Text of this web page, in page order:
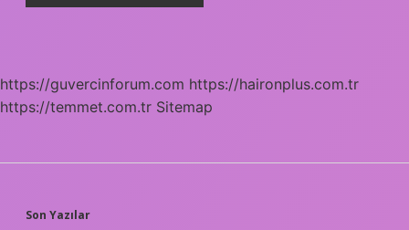
https://guvercinforum.com https://haironplus.com.tr
https://temmet.com.tr Sitemap
Son Yazılar